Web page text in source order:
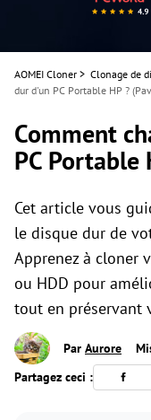
AOMEI Cloner > Clonage de
dur d'un PC Portable HP ?
Comment
PC
Cet article vous
le disque dur de
Apprenez à cloner
ou HDD pour
tout en préservant
Par Aurore
Partagez ceci :